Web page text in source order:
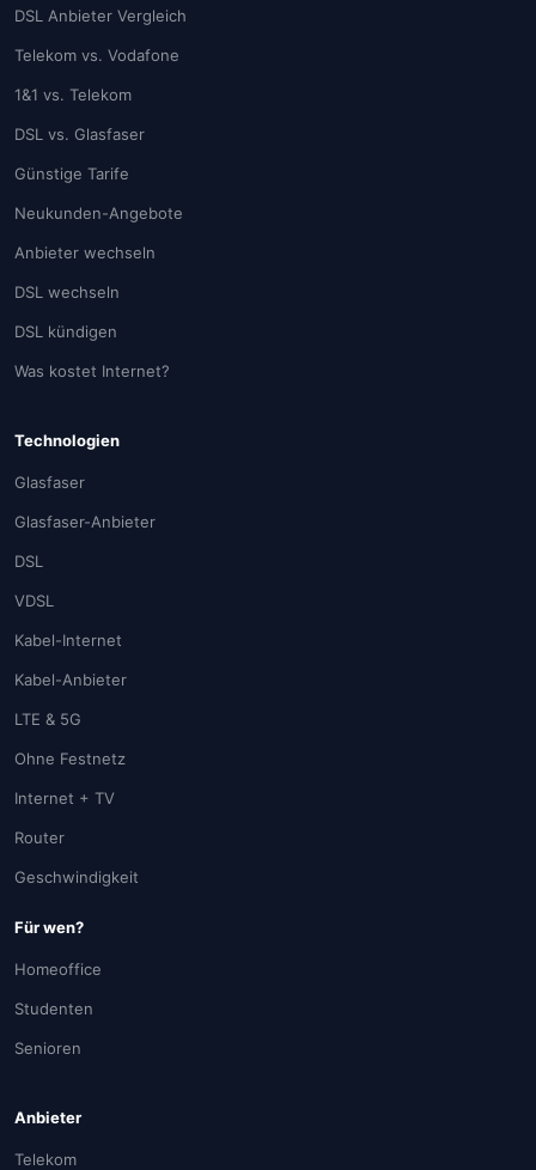
DSL Anbieter Vergleich
Telekom vs. Vodafone
1&1 vs. Telekom
DSL vs. Glasfaser
Günstige Tarife
Neukunden-Angebote
Anbieter wechseln
DSL wechseln
DSL kündigen
Was kostet Internet?
Technologien
Glasfaser
Glasfaser-Anbieter
DSL
VDSL
Kabel-Internet
Kabel-Anbieter
LTE & 5G
Ohne Festnetz
Internet + TV
Router
Geschwindigkeit
Für wen?
Homeoffice
Studenten
Senioren
Anbieter
Telekom